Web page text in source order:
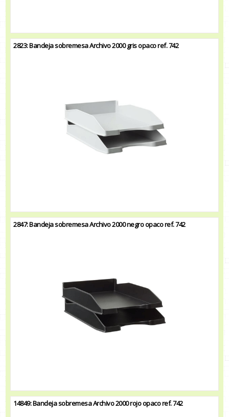
2823: Bandeja sobremesa Archivo 2000 gris opaco ref. 742
2847: Bandeja sobremesa Archivo 2000 negro opaco ref. 742
14849: Bandeja sobremesa Archivo 2000 rojo opaco ref. 742